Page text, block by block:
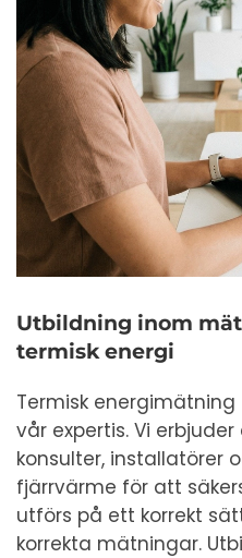
Utbildning inom
termisk energi
Termisk
vår expertis. Vi
konsulter, installatörer
fjärrvärme för att
utförs på ett korrekt
korrekta mätningar.